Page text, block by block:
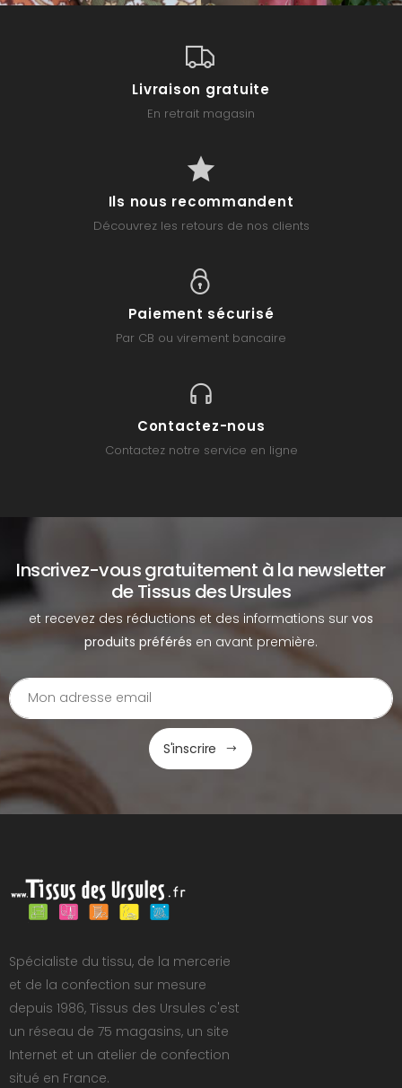
Livraison gratuite
En retrait magasin
Ils nous recommandent
Découvrez les retours de nos clients
Paiement sécurisé
Par CB ou virement bancaire
Contactez-nous
Contactez notre service en ligne
Inscrivez-vous gratuitement à la newsletter
de Tissus des Ursules
et recevez des réductions et des informations sur vos
produits préférés en avant première.
S'inscrire
Spécialiste du tissu, de la mercerie
et de la confection sur mesure
depuis 1986, Tissus des Ursules c'est
un réseau de 75 magasins, un site
Internet et un atelier de confection
situé en France.